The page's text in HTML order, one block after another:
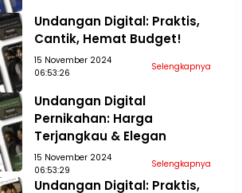
Undangan Digital: Praktis,
Cantik, Hemat Budget!
15 November 2024
06:53:26
Selengkapnya
Undangan Digital
Pernikahan: Harga
Terjangkau & Elegan
15 November 2024
06:53:29
Selengkapnya
Undangan Digital: Praktis,